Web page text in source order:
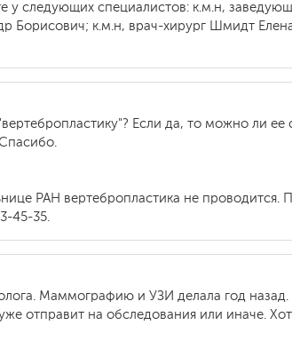
у следующих специалистов: к.м.н,
Борисович; к.м.н, врач-хирург Шмидт
Если да, то можно ли
РАН вертебропластика не
45-35.
Маммографию и УЗИ делала год
отправит на обследования или иначе.